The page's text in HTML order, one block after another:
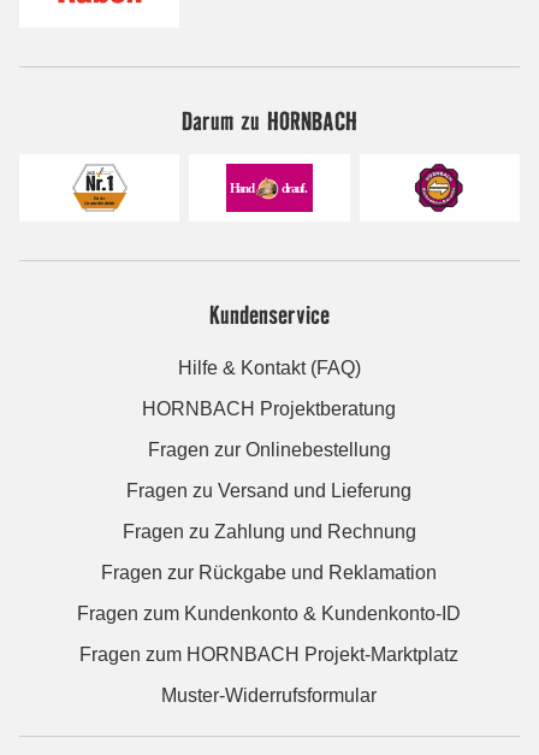
Darum zu HORNBACH
Kundenservice
Hilfe & Kontakt (FAQ)
HORNBACH Projektberatung
Fragen zur Onlinebestellung
Fragen zu Versand und Lieferung
Fragen zu Zahlung und Rechnung
Fragen zur Rückgabe und Reklamation
Fragen zum Kundenkonto & Kundenkonto-ID
Fragen zum HORNBACH Projekt-Marktplatz
Muster-Widerrufsformular